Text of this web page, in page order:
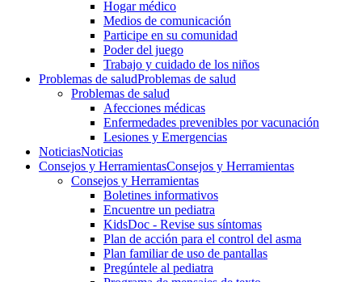
Hogar médico
Medios de comunicación
Participe en su comunidad
Poder del juego
Trabajo y cuidado de los niños
Problemas de saludProblemas de salud
Problemas de salud
Afecciones médicas
Enfermedades prevenibles por vacunación
Lesiones y Emergencias
NoticiasNoticias
Consejos y HerramientasConsejos y Herramientas
Consejos y Herramientas
Boletines informativos
Encuentre un pediatra
KidsDoc - Revise sus síntomas
Plan de acción para el control del asma
Plan familiar de uso de pantallas
Pregúntele al pediatra